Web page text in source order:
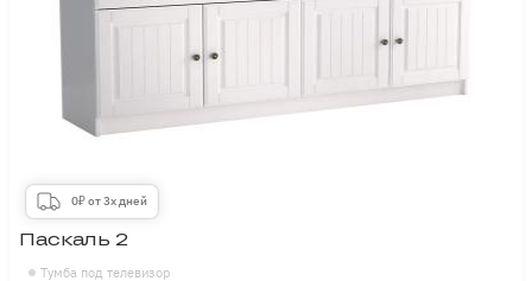
0₽ от 3х дней
Тумба под телевизор
Паскаль 2